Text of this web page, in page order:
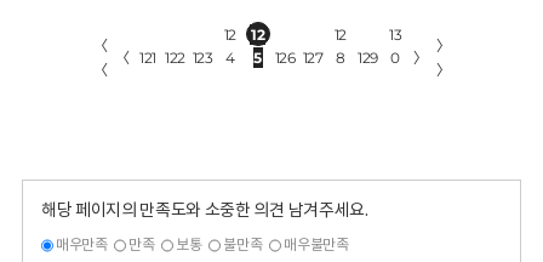
〈
〈
〈 121 122 123
12
4
12
5
126 127
12
8
129
13
0
〉
〉
〉
해당 페이지의 만족도와 소중한 의견 남겨주세요.
매우만족 만족 보통 불만족 매우불만족